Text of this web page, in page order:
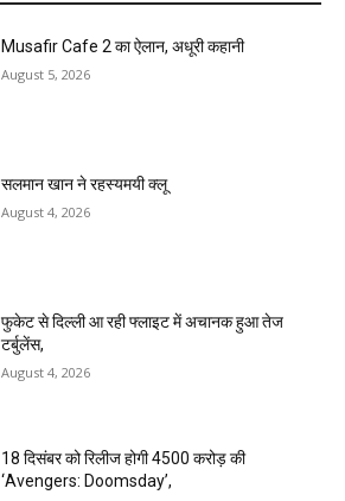
Musafir Cafe 2 का ऐलान, अधूरी कहानी
August 5, 2026
सलमान खान ने रहस्यमयी क्लू
August 4, 2026
फुकेट से दिल्ली आ रही फ्लाइट में अचानक हुआ तेज
टर्बुलेंस,
August 4, 2026
18 दिसंबर को रिलीज होगी 4500 करोड़ की
‘Avengers: Doomsday’,